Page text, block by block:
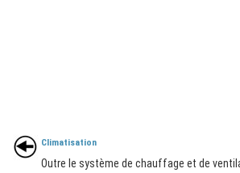
Climatisation
Outre le système de chauffage et de